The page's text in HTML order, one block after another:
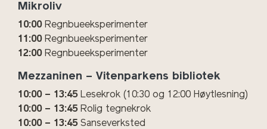
Mikroliv
10:00Regnbueeksperimenter
11:00Regnbueeksperimenter
12:00Regnbueeksperimenter
Mezzaninen – Vitenparkens bibliotek
10:00 – 13:45Lesekrok (10:30 og 12:00 Høytlesning)
10:00 – 13:45Rolig tegnekrok
10:00 – 13:45Sanseverksted